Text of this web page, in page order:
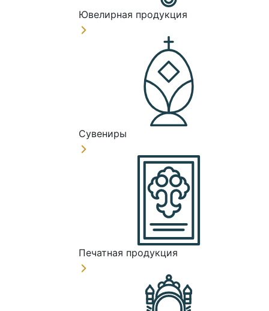
Ювелирная продукция
Сувениры
Печатная продукция